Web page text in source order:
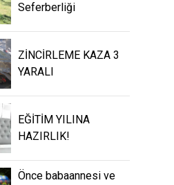
Seferberliği
ZİNCİRLEME KAZA 3
YARALI
EĞİTİM YILINA
HAZIRLIK!
Önce babaannesi ve